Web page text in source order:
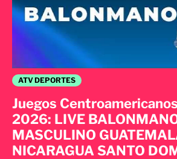
ATV DEPORTES
Juegos
2026: LIVE
MASCULINO
NICARAGUA SANTO